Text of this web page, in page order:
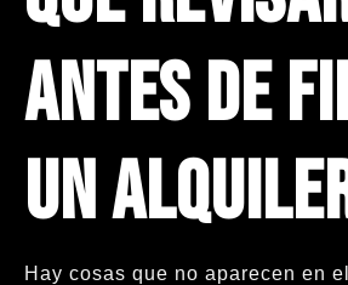
antes de
un
Hay cosas que no aparecen en